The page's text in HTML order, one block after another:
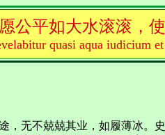
公平如大水滚滚，
quasi aqua iudicium
，无不兢兢其业，如履薄冰。